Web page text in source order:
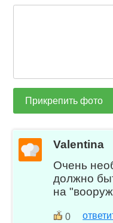
Прикрепить фото
Valentina
Очень
должно
на
0